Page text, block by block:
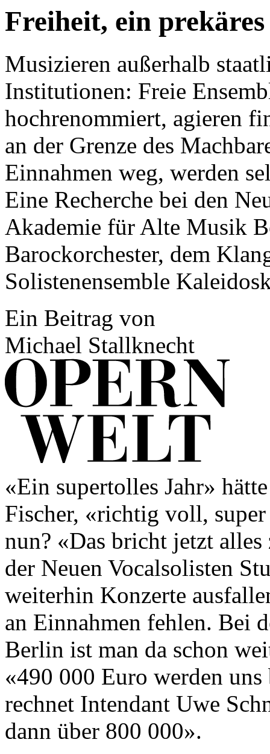
Freiheit, ein
Musizieren außerhalb
Institutionen: Freie
hochrenommiert, agieren
an der Grenze des
Einnahmen weg, werden
Eine Recherche bei den
Akademie für Alte Musik
Barockorchester, dem
Solistenensemble
Ein Beitrag von
Michael Stallknecht
«Ein supertolles Jahr»
Fischer, «richtig voll,
nun? «Das bricht jetzt
der Neuen Vocalsolisten
weiterhin Konzerte
an Einnahmen fehlen. Bei
Berlin ist man da schon
«490 000 Euro werden
rechnet Intendant Uwe
dann über 800 000».